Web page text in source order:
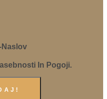
Naslov
In Pogoji.